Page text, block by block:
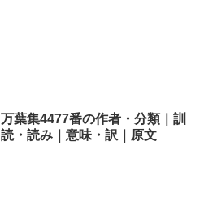
万葉集4477番の作者・分類｜訓
読・読み｜意味・訳｜原文